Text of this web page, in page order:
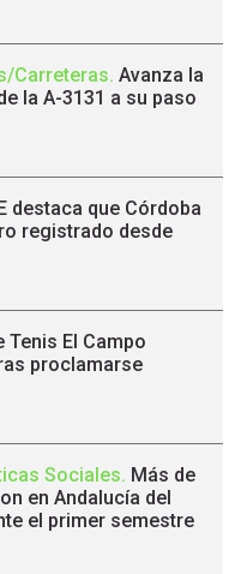
Carreteras. Avanza la
la A-3131 a su paso
destaca que Córdoba
registrado desde
Tenis El Campo
proclamarse
Sociales. Más de
en Andalucía del
el primer semestre